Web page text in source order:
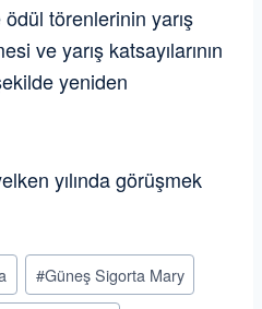
törenlerinin yarış
ve yarış katsayılarının
yeniden
yılında görüşmek
#Güneş Sigorta Mary